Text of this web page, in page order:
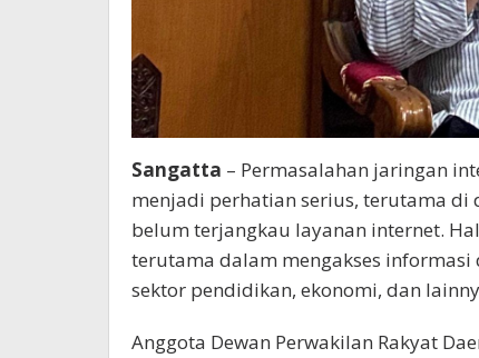
Sangatta – Permasalahan jaringan
menjadi perhatian serius, terutama di
belum terjangkau layanan internet.
terutama dalam mengakses
sektor pendidikan, ekonomi, dan
Anggota Dewan Perwakilan Rakyat